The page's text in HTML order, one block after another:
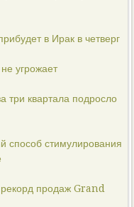
в Ирак в четверг
угрожает
три квартала подросло
способ стимулирования
продаж Grand